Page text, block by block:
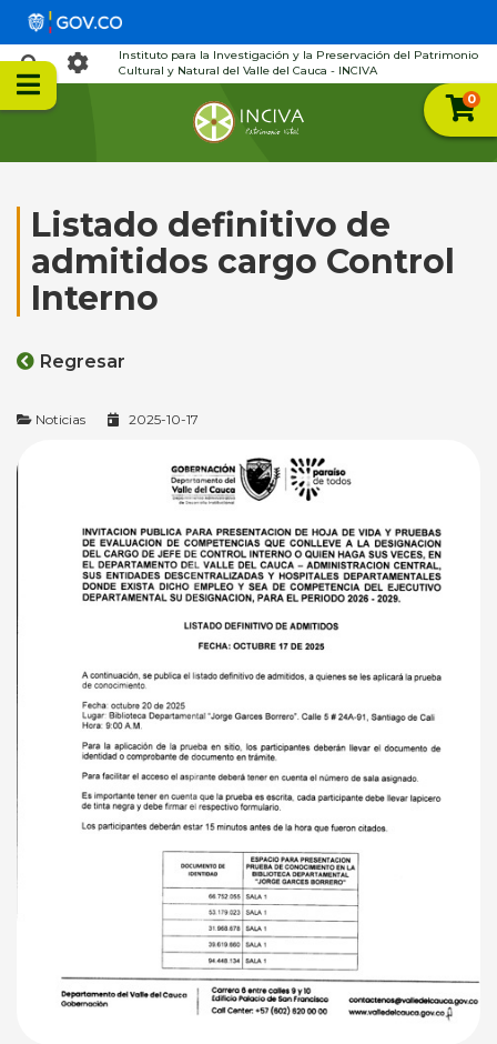
Instituto para la Investigación y la Preservación del Patrimonio
Cultural y Natural del Valle del Cauca - INCIVA
0
Listado definitivo de
admitidos cargo Control
Interno
Regresar
Noticias 2025-10-17